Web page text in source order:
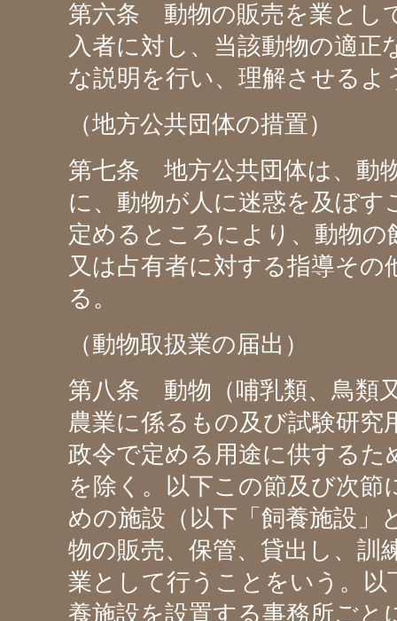
第六条 動物の販売を業とし
入者に対し、当該動物の適
な説明を行い、理解させる
（地方公共団体の措置）
第七条 地方公共団体は、動
に、動物が人に迷惑を及ぼ
定めるところにより、動物
又は占有者に対する指導そ
る。
（動物取扱業の届出）
第八条 動物（哺乳類、鳥類
農業に係るもの及び試験研究
政令で定める用途に供する
を除く。以下この節及び次
めの施設（以下「飼養施設」
物の販売、保管、貸出し、訓
業として行うことをいう。
養施設を設置する事務所ご